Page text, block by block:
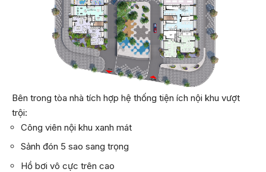
Bên trong tòa nhà tích hợp hệ thống tiện ích nội khu vượt
trội:
Công viên nội khu xanh mát
Sảnh đón 5 sao sang trọng
Hồ bơi vô cực trên cao